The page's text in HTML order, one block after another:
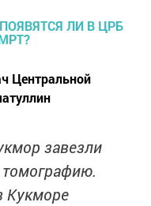
Центральной
завезли
Кукморе